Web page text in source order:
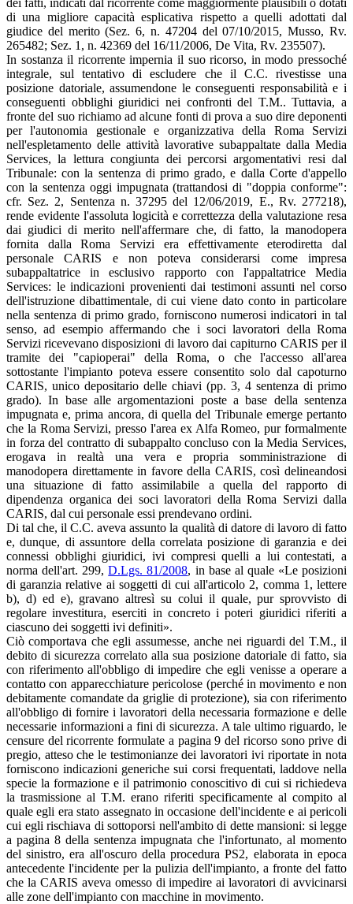
di una migliore capacità esplicativa rispetto a quelli adottati dal
giudice del merito (Sez. 6, n. 47204 del 07/10/2015, Musso, Rv.
265482; Sez. 1, n. 42369 del 16/11/2006, De Vita, Rv. 235507).
In sostanza il ricorrente impernia il suo ricorso, in modo pressoché
integrale, sul tentativo di escludere che il C.C. rivestisse una
posizione datoriale, assumendone le conseguenti responsabilità e i
conseguenti obblighi giuridici nei confronti del T.M.. Tuttavia, a
fronte del suo richiamo ad alcune fonti di prova a suo dire deponenti
per l'autonomia gestionale e organizzativa della Roma Servizi
nell'espletamento delle attività lavorative subappaltate dalla Media
Services, la lettura congiunta dei percorsi argomentativi resi dal
Tribunale: con la sentenza di primo grado, e dalla Corte d'appello
con la sentenza oggi impugnata (trattandosi di "doppia conforme":
cfr. Sez. 2, Sentenza n. 37295 del 12/06/2019, E., Rv. 277218),
rende evidente l'assoluta logicità e correttezza della valutazione resa
dai giudici di merito nell'affermare che, di fatto, la manodopera
fornita dalla Roma Servizi era effettivamente eterodiretta dal
personale CARIS e non poteva considerarsi come impresa
subappaltatrice in esclusivo rapporto con l'appaltatrice Media
Services: le indicazioni provenienti dai testimoni assunti nel corso
dell'istruzione dibattimentale, di cui viene dato conto in particolare
nella sentenza di primo grado, forniscono numerosi indicatori in tal
senso, ad esempio affermando che i soci lavoratori della Roma
Servizi ricevevano disposizioni di lavoro dai capiturno CARIS per il
tramite dei "capioperai" della Roma, o che l'accesso all'area
sottostante l'impianto poteva essere consentito solo dal capoturno
CARIS, unico depositario delle chiavi (pp. 3, 4 sentenza di primo
grado). In base alle argomentazioni poste a base della sentenza
impugnata e, prima ancora, di quella del Tribunale emerge pertanto
che la Roma Servizi, presso l'area ex Alfa Romeo, pur formalmente
in forza del contratto di subappalto concluso con la Media Services,
erogava in realtà una vera e propria somministrazione di
manodopera direttamente in favore della CARIS, così delineandosi
una situazione di fatto assimilabile a quella del rapporto di
dipendenza organica dei soci lavoratori della Roma Servizi dalla
CARIS, dal cui personale essi prendevano ordini.
Di tal che, il C.C. aveva assunto la qualità di datore di lavoro di fatto
e, dunque, di assuntore della correlata posizione di garanzia e dei
connessi obblighi giuridici, ivi compresi quelli a lui contestati, a
norma dell'art. 299,D.Lgs. 81/2008, in base al quale «Le posizioni
di garanzia relative ai soggetti di cui all'articolo 2, comma 1, lettere
b), d) ed e), gravano altresì su colui il quale, pur sprovvisto di
regolare investitura, eserciti in concreto i poteri giuridici riferiti a
ciascuno dei soggetti ivi definiti».
Ciò comportava che egli assumesse, anche nei riguardi del T.M., il
debito di sicurezza correlato alla sua posizione datoriale di fatto, sia
con riferimento all'obbligo di impedire che egli venisse a operare a
contatto con apparecchiature pericolose (perché in movimento e non
debitamente comandate da griglie di protezione), sia con riferimento
all'obbligo di fornire i lavoratori della necessaria formazione e delle
necessarie informazioni a fini di sicurezza. A tale ultimo riguardo, le
censure del ricorrente formulate a pagina 9 del ricorso sono prive di
pregio, atteso che le testimonianze dei lavoratori ivi riportate in nota
forniscono indicazioni generiche sui corsi frequentati, laddove nella
specie la formazione e il patrimonio conoscitivo di cui si richiedeva
la trasmissione al T.M. erano riferiti specificamente al compito al
quale egli era stato assegnato in occasione dell'incidente e ai pericoli
cui egli rischiava di sottoporsi nell'ambito di dette mansioni: si legge
a pagina 8 della sentenza impugnata che l'infortunato, al momento
del sinistro, era all'oscuro della procedura PS2, elaborata in epoca
antecedente l'incidente per la pulizia dell'impianto, a fronte del fatto
che la CARIS aveva omesso di impedire ai lavoratori di avvicinarsi
alle zone dell'impianto con macchine in movimento.